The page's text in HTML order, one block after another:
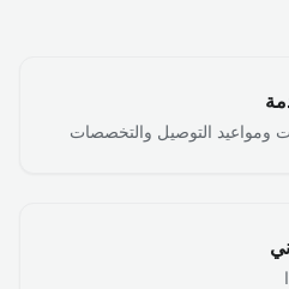
ومواعيد التوصيل والتخصصات